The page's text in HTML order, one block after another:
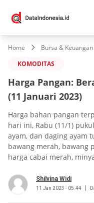
Home Bursa & Keuangan
KOMODITAS
Harga Pangan:
(11 Januari 2023)
Harga bahan pangan
hari ini, Rabu (11/1)
ayam, dan daging ayam
bawang merah, bawang
harga cabai merah,
Shilvina Widi
11 Jan 2023 - 05.44